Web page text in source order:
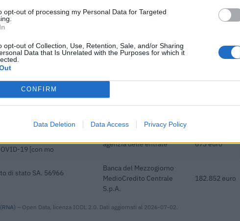
opt-out of processing my Personal Data for Targeted
opt-out of Collection, Use, Retention, Sale, and/or Sharing
Data that Is Unrelated with the Purposes for which it
CONFIRM
Data Deletion Data Access Privacy Policy
per aziende
integrazione
inps 349 euro
per aziende
integrazione
SEZIONE SPECIALE DI
DEL 17 MARZO 2020
S.p.A.
SEZIONE SPECIALE DI
DEL 17 MARZO 2020
Banca del Mezzogiorno
S.p.A.
a seguito della crisi
19 [con mo
agenzia delle entrate 673 euro
di stato SA. 56966
Banca del Mezzogiorno
MedioCredito Centrale
S.p.A.
182.852 euro
– Open Data, licenza IODL 2.0. Dati aggiornati al 2026-07-02.